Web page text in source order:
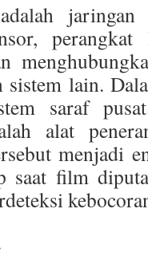
sistem lain.
saraf
alat
menjadi
saat film